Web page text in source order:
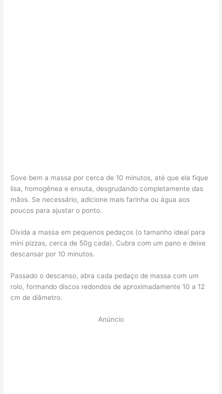
Sove bem a massa por cerca de 10 minutos, até que ela fique
lisa, homogênea e enxuta, desgrudando completamente das
mãos. Se necessário, adicione mais farinha ou água aos
poucos para ajustar o ponto.
Divida a massa em pequenos pedaços (o tamanho ideal para
mini pizzas, cerca de 50g cada). Cubra com um pano e deixe
descansar por 10 minutos.
Passado o descanso, abra cada pedaço de massa com um
rolo, formando discos redondos de aproximadamente 10 a 12
cm de diâmetro.
Anúncio